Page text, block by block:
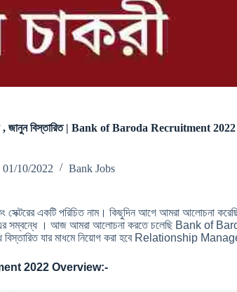
, জানুন বিস্তারিত | Bank of Baroda Recruitment
01/10/2022 Bank Jobs
সেক্টরের একটি পরিচিত নাম। কিছুদিন আগে আমরা
। আজ আমরা আলোচনা করতে চলেছি Bank of
যার মাধমে নিয়োগ করা হবে Relationship
2022 Overview:-